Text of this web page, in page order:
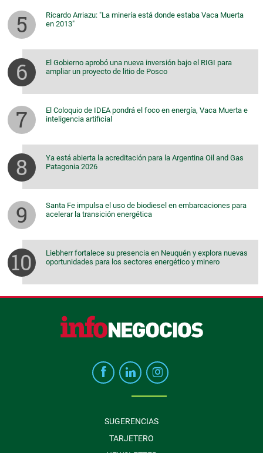
Ricardo Arriazu: "La minería está donde estaba Vaca Muerta
en 2013"
El Gobierno aprobó una nueva inversión bajo el RIGI para
ampliar un proyecto de litio de Posco
El Coloquio de IDEA pondrá el foco en energía, Vaca Muerta e
inteligencia artificial
Ya está abierta la acreditación para la Argentina Oil and Gas
Patagonia 2026
Santa Fe impulsa el uso de biodiesel en embarcaciones para
acelerar la transición energética
Liebherr fortalece su presencia en Neuquén y explora nuevas
oportunidades para los sectores energético y minero
SUGERENCIAS
TARJETERO